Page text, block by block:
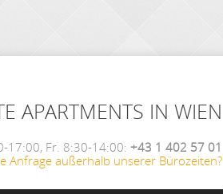
APARTMENTS IN WIEN
17:00, Fr. 8:30-14:00: +43 1 402 57 01
Anfrage außerhalb unserer Bürozeiten?